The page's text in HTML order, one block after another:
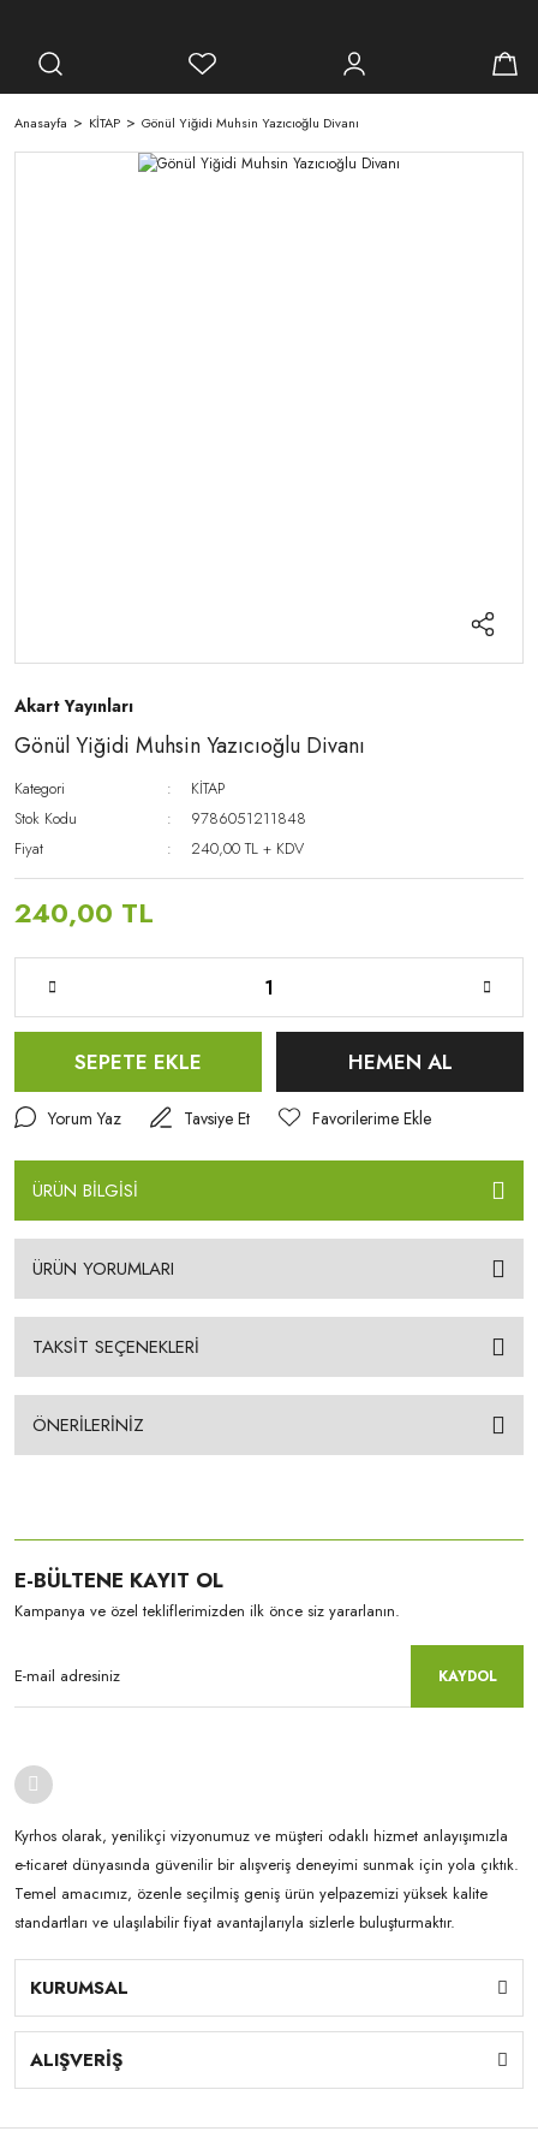
Anasayfa KİTAP Gönül Yiğidi Muhsin Yazıcıoğlu Divanı
Akart Yayınları
Gönül Yiğidi Muhsin Yazıcıoğlu Divanı
Kategori
KİTAP
Stok Kodu
9786051211848
Fiyat
240,00 TL + KDV
240,00 TL
SEPETE EKLE HEMEN AL
Yorum Yaz Tavsiye Et
ÜRÜN BİLGİSİ
ÜRÜN YORUMLARI
TAKSİT SEÇENEKLERİ
ÖNERİLERİNİZ
E-BÜLTENE KAYIT OL
Kampanya ve özel tekliflerimizden ilk önce siz yararlanın.
KAYDOL
Kyrhos olarak, yenilikçi vizyonumuz ve müşteri odaklı hizmet anlayışımızla
e-ticaret dünyasında güvenilir bir alışveriş deneyimi sunmak için yola çıktık.
Temel amacımız, özenle seçilmiş geniş ürün yelpazemizi yüksek kalite
standartları ve ulaşılabilir fiyat avantajlarıyla sizlerle buluşturmaktır.
KURUMSAL
ALIŞVERİŞ